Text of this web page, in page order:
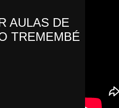
AULAS DE
TREMEMBÉ